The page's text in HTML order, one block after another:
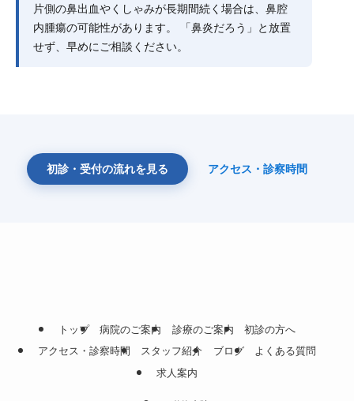
片側の鼻出血やくしゃみが長期間続く場合は、鼻腔
内腫瘍の可能性があります。 「鼻炎だろう」と放置
せず、早めにご相談ください。
初診・受付の流れを見る アクセス・診察時間
トップ 病院のご案内 診療のご案内
初診の方へ
アクセス・診察時間
スタッフ紹介 ブログ
よくある質問
求人案内